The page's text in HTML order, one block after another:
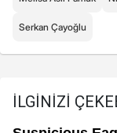
Serkan Çayoğlu